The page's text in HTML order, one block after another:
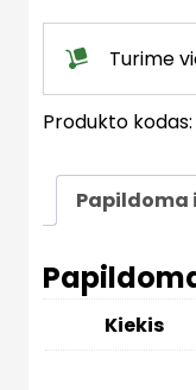
(tirpstantys
vandenyje
quantity
Turime
Produkto kodas:
Kiekis